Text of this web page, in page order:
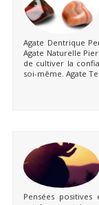
Agate Dentrique
Agate Naturelle
de cultiver la
soi-même. Agate
Pensées